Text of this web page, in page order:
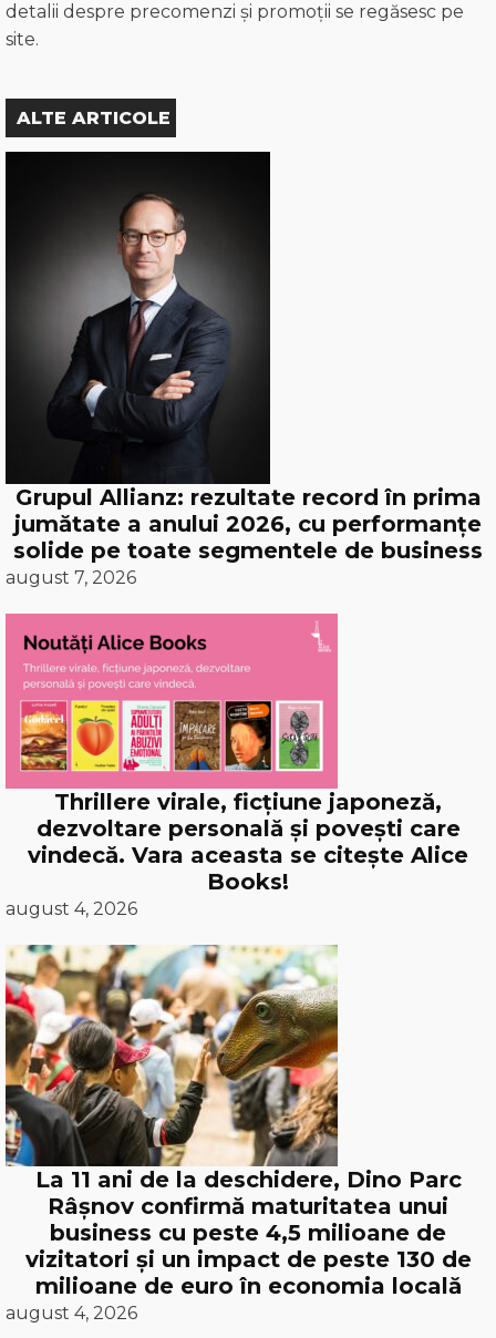
detalii despre precomenzi și promoții se regăsesc pe
site.
ALTE ARTICOLE
Grupul Allianz: rezultate record în prima
jumătate a anului 2026, cu performanțe
solide pe toate segmentele de business
august 7, 2026
Thrillere virale, ficțiune japoneză,
dezvoltare personală și povești care
vindecă. Vara aceasta se citește Alice
Books!
august 4, 2026
La 11 ani de la deschidere, Dino Parc
Râșnov confirmă maturitatea unui
business cu peste 4,5 milioane de
vizitatori și un impact de peste 130 de
milioane de euro în economia locală
august 4, 2026